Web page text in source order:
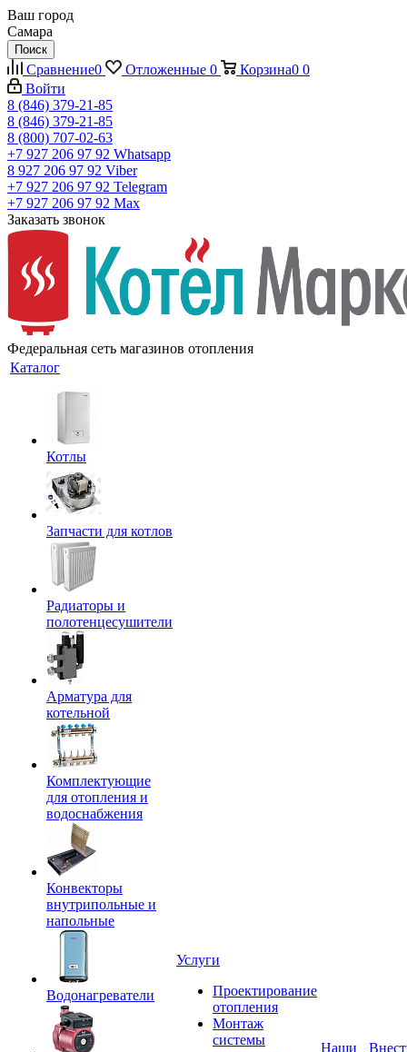
Ваш город
Самара
Поиск
Сравнение0 Отложенные 0 Корзина0 0
Войти
8 (846) 379-21-85
8 (846) 379-21-85
8 (800) 707-02-63
+7 927 206 97 92 Whatsapp
8 927 206 97 92 Viber
+7 927 206 97 92 Telegram
+7 927 206 97 92 Max
Заказать звонок
Федеральная сеть магазинов отопления
Каталог
Котлы
Запчасти для котлов
Радиаторы и
полотенцесушители
Арматура для
котельной
Комплектующие
для отопления и
водоснабжения
Конвекторы
внутрипольные и
напольные
Водонагреватели
Услуги
Проектирование
отопления
Монтаж
системы
Наши